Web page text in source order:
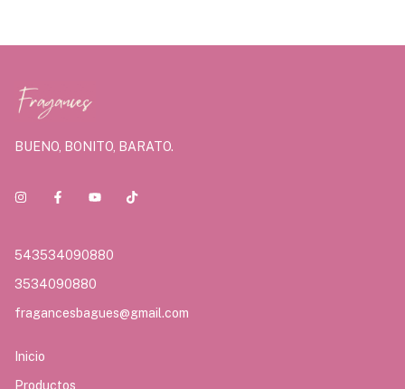
BUENO, BONITO, BARATO.
543534090880
3534090880
fragancesbagues@gmail.com
Inicio
Productos